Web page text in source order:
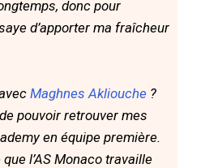
donc pour
d’apporter ma fraîcheur
Maghnes Akliouche ?
pouvoir retrouver mes
en équipe première.
l’AS Monaco travaille